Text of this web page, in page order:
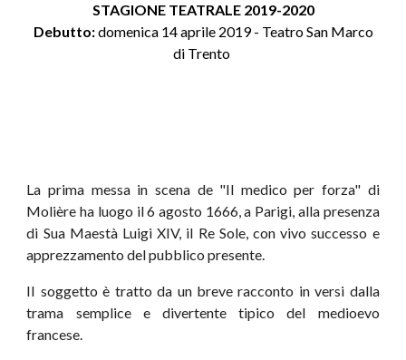
STAGIONE TEATRALE 2019-2020
Debutto:domenica 14 aprile 2019 - Teatro San Marco
di Trento
La prima messa in scena de "Il medico per forza" di
Molière ha luogo il 6 agosto 1666, a Parigi, alla presenza
di Sua Maestà Luigi XIV, il Re Sole, con vivo successo e
apprezzamento del pubblico presente.
II soggetto è tratto da un breve racconto in versi dalla
trama semplice e divertente tipico del medioevo
francese.